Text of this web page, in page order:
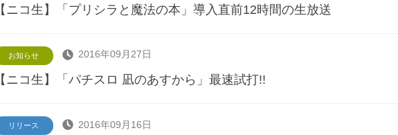
【ニコ生】「プリシラと魔法の本」導入直前12時間の生放送
お知らせ 2016年09月27日
【ニコ生】「パチスロ 凪のあすから」最速試打!!
リリース 2016年09月16日